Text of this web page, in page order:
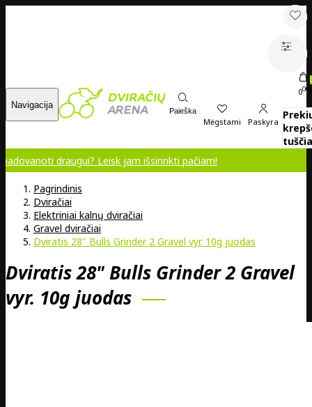
Navigacija
Paieška
Mėgstami Paskyra
000
draugui? Leisk jam išsirinkti pačiam!
Pagrindinis
Dviračiai
Elektriniai kalnų dviračiai
Gravel dviračiai
Dviratis 28" Bulls Grinder 2 Gravel vyr. 10g juodas
Dviratis 28" Bulls Grinder 2 Gravel
vyr. 10g juodas